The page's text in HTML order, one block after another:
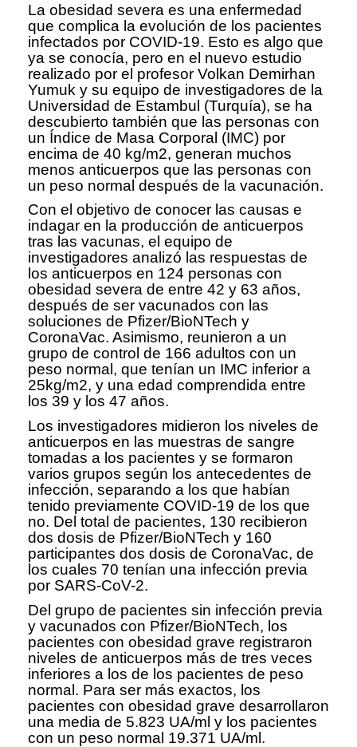
La obesidad severa es una enfermedad
que complica la evolución de los pacientes
infectados por COVID-19. Esto es algo que
ya se conocía, pero en el nuevo estudio
realizado por el profesor Volkan Demirhan
Yumuk y su equipo de investigadores de la
Universidad de Estambul (Turquía), se ha
descubierto también que las personas con
un Índice de Masa Corporal (IMC) por
encima de 40 kg/m2, generan muchos
menos anticuerpos que las personas con
un peso normal después de la vacunación.
Con el objetivo de conocer las causas e
indagar en la producción de anticuerpos
tras las vacunas, el equipo de
investigadores analizó las respuestas de
los anticuerpos en 124 personas con
obesidad severa de entre 42 y 63 años,
después de ser vacunados con las
soluciones de Pfizer/BioNTech y
CoronaVac. Asimismo, reunieron a un
grupo de control de 166 adultos con un
peso normal, que tenían un IMC inferior a
25kg/m2, y una edad comprendida entre
los 39 y los 47 años.
Los investigadores midieron los niveles de
anticuerpos en las muestras de sangre
tomadas a los pacientes y se formaron
varios grupos según los antecedentes de
infección, separando a los que habían
tenido previamente COVID-19 de los que
no. Del total de pacientes, 130 recibieron
dos dosis de Pfizer/BioNTech y 160
participantes dos dosis de CoronaVac, de
los cuales 70 tenían una infección previa
por SARS-CoV-2.
Del grupo de pacientes sin infección previa
y vacunados con Pfizer/BioNTech, los
pacientes con obesidad grave registraron
niveles de anticuerpos más de tres veces
inferiores a los de los pacientes de peso
normal. Para ser más exactos, los
pacientes con obesidad grave desarrollaron
una media de 5.823 UA/ml y los pacientes
con un peso normal 19.371 UA/ml.